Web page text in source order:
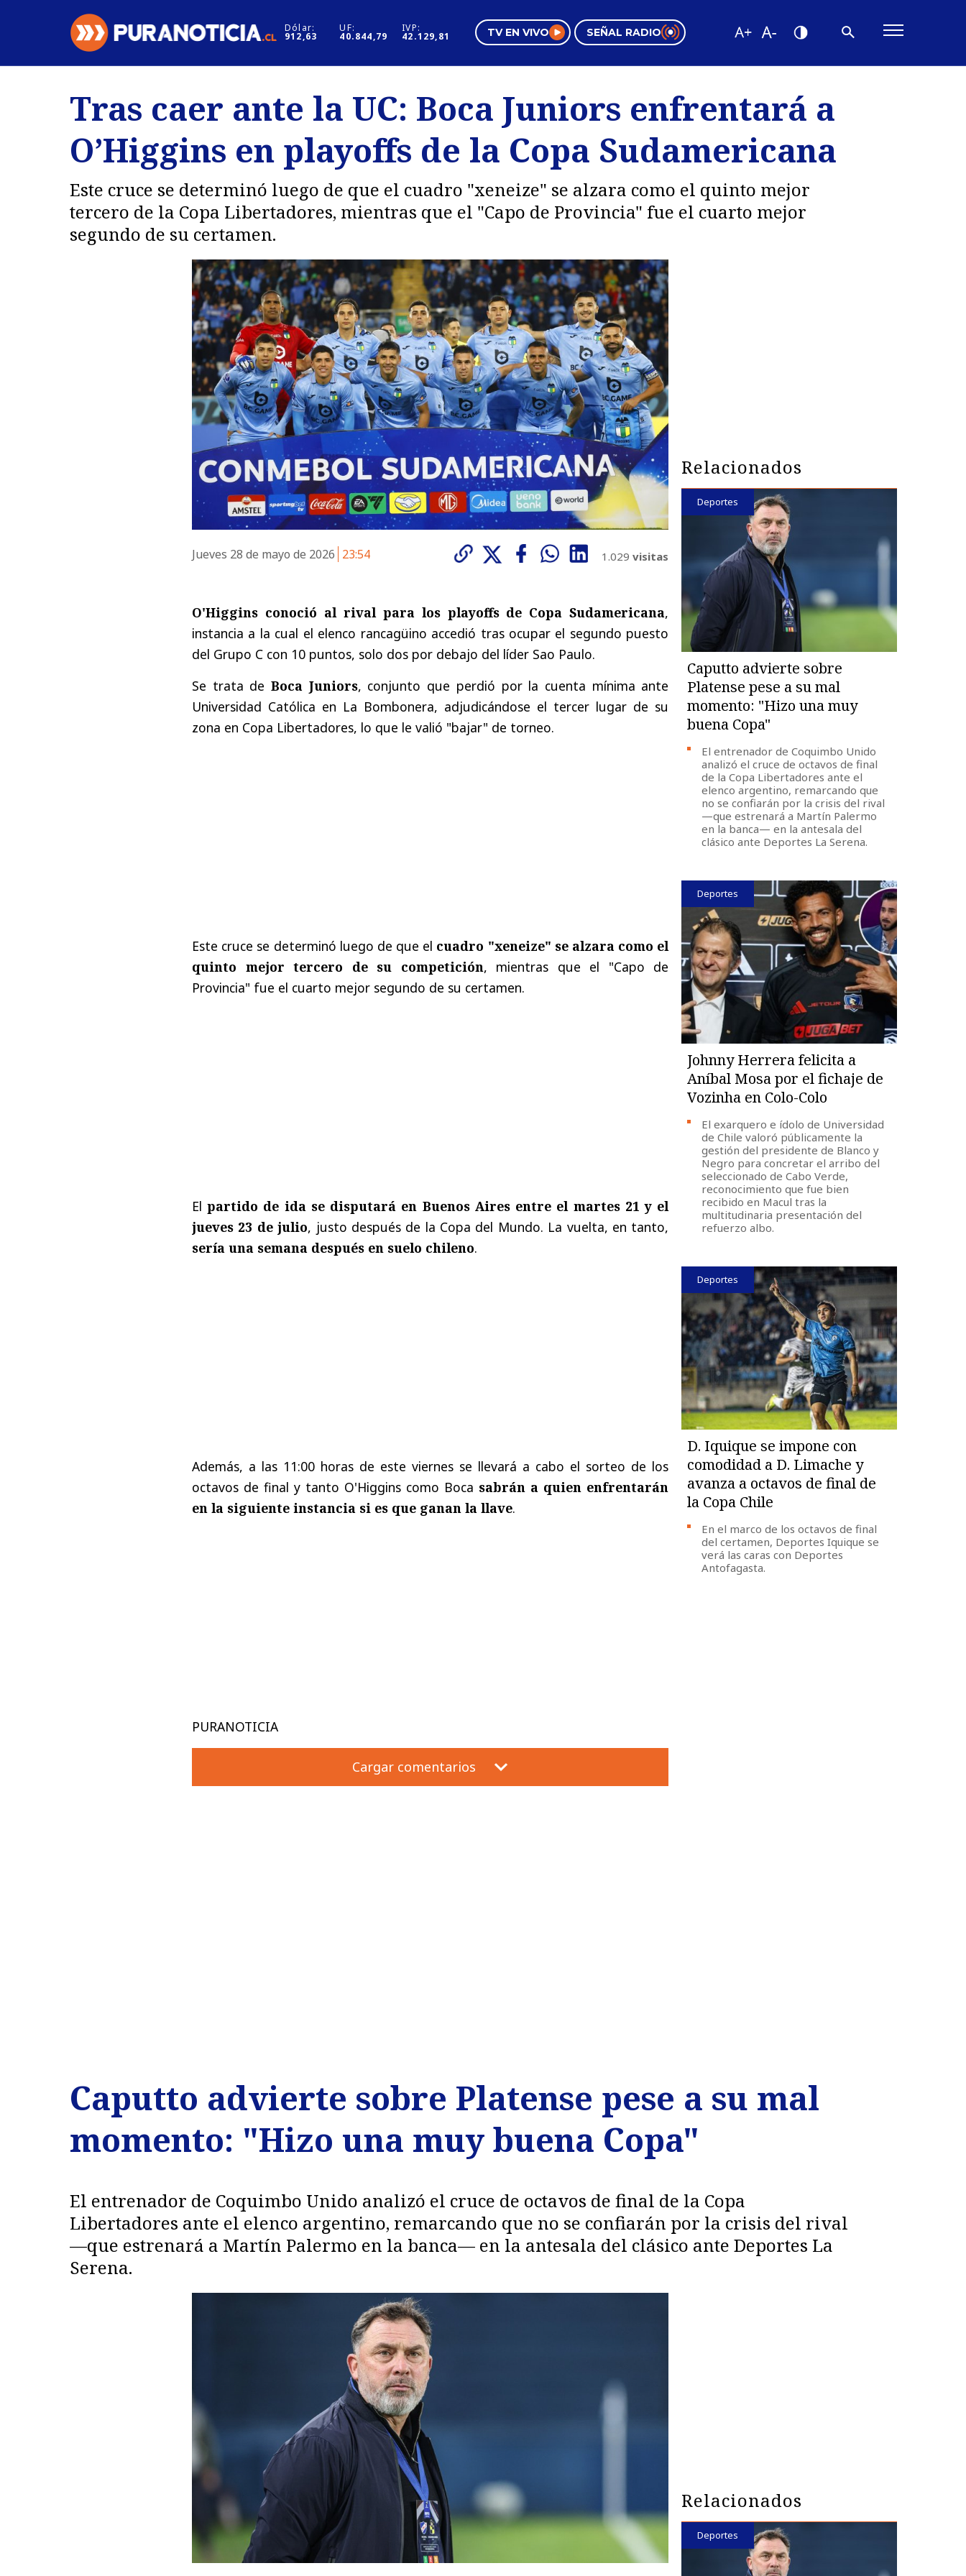
Dólar:
912,63
UF:
40.844,79
IVP:
42.129,81 TV EN VIVO SEÑAL RADIO
Regiones
Deportes
Internacional
Motores
Negocios
Pura Mujer
Tendencias
Videos
Tras caer ante la UC: Boca Juniors enfrentará a
O’Higgins en playoffs de la Copa Sudamericana
Este cruce se determinó luego de que el cuadro "xeneize" se alzara como el quinto mejor
tercero de la Copa Libertadores, mientras que el "Capo de Provincia" fue el cuarto mejor
segundo de su certamen.
Jueves 28 de mayo de 2026 23:54 1.029 visitas
O'Higgins conoció al rival para los playoffs de Copa Sudamericana,
instancia a la cual el elenco rancagüino accedió tras ocupar el segundo puesto
del Grupo C con 10 puntos, solo dos por debajo del líder Sao Paulo.
Se trata deBoca Juniors, conjunto que perdió por la cuenta mínima ante
Universidad Católica en La Bombonera, adjudicándose el tercer lugar de su
zona en Copa Libertadores, lo que le valió "bajar" de torneo.
Este cruce se determinó luego de que el cuadro "xeneize" se alzara como el
quinto mejor tercero de su competición, mientras que el "Capo de
Provincia" fue el cuarto mejor segundo de su certamen.
Elpartido de ida se disputará en Buenos Aires entre el martes 21 y el
jueves 23 de julio, justo después de la Copa del Mundo. La vuelta, en tanto,
sería una semana después en suelo chileno.
Además, a las 11:00 horas de este viernes se llevará a cabo el sorteo de los
octavos de final y tanto O'Higgins como Boca sabrán a quien enfrentarán
en la siguiente instancia si es que ganan la llave.
PURANOTICIA
Cargar comentarios
Relacionados
Deportes
Caputto advierte sobre
Platense pese a su mal
momento: "Hizo una muy
buena Copa"
El entrenador de Coquimbo Unido
analizó el cruce de octavos de final
de la Copa Libertadores ante el
elenco argentino, remarcando que
no se confiarán por la crisis del rival
—que estrenará a Martín Palermo
en la banca— en la antesala del
clásico ante Deportes La Serena.
Deportes
Johnny Herrera felicita a
Aníbal Mosa por el fichaje de
Vozinha en Colo-Colo
El exarquero e ídolo de Universidad
de Chile valoró públicamente la
gestión del presidente de Blanco y
Negro para concretar el arribo del
seleccionado de Cabo Verde,
reconocimiento que fue bien
recibido en Macul tras la
multitudinaria presentación del
refuerzo albo.
Deportes
D. Iquique se impone con
comodidad a D. Limache y
avanza a octavos de final de
la Copa Chile
En el marco de los octavos de final
del certamen, Deportes Iquique se
verá las caras con Deportes
Antofagasta.
Caputto advierte sobre Platense pese a su mal
momento: "Hizo una muy buena Copa"
El entrenador de Coquimbo Unido analizó el cruce de octavos de final de la Copa
Libertadores ante el elenco argentino, remarcando que no se confiarán por la crisis del rival
—que estrenará a Martín Palermo en la banca— en la antesala del clásico ante Deportes La
Serena.
Relacionados
Deportes